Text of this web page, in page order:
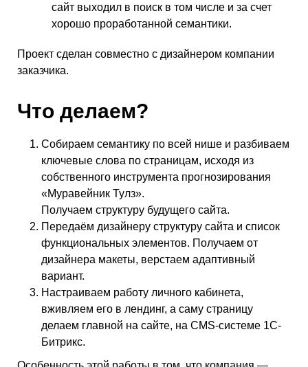
сайт выходил в поиск в том числе и за счет
хорошо проработанной семантики.
Проект сделан совместно с дизайнером компании
заказчика.
Что делаем?
Собираем семантику по всей нише и разбиваем
ключевые слова по страницам, исходя из
собственного инструмента прогнозирования
«Муравейник Тулз».
Получаем структуру будущего сайта.
Передаём дизайнеру структуру сайта и список
функциональных элементов. Получаем от
дизайнера макеты, верстаем адаптивный
вариант.
Настраиваем работу личного кабинета,
вживляем его в лендинг, а саму страницу
делаем главной на сайте, на CMS-системе 1С-
Битрикс.